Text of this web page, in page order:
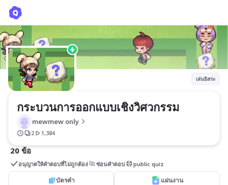
เล่นอิสระ
กระบวนการออกแบบเชิงวิศวกรรม
mewmew only
2 1,384
20 ข้อ
อนุญาตให้คำตอบที่ไม่ถูกต้อง ซ่อนคำตอบ public quiz
บัตรคำ แผ่นงาน